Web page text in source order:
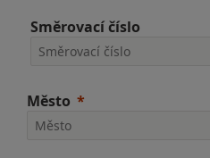
Směrovací číslo
Město